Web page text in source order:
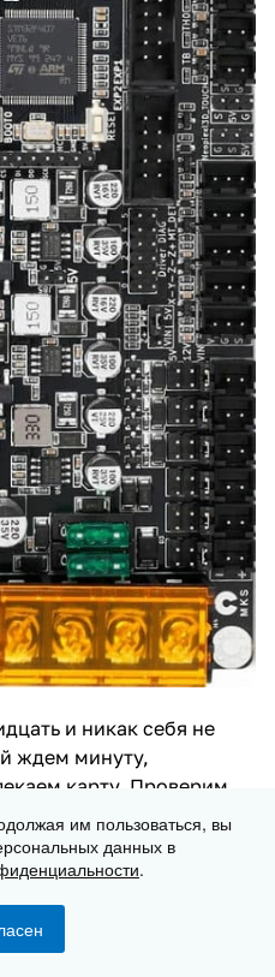
и никак себя не
ждем минуту,
карту. Проверим
на карту с
его расширение
с принтером при
боку.
им пользоваться, вы
данных в
.